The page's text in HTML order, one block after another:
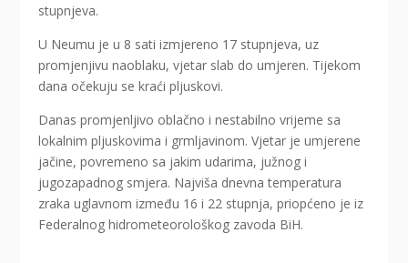
stupnjeva.
U Neumu je u 8 sati izmjereno 17 stupnjeva, uz
promjenjivu naoblaku, vjetar slab do umjeren. Tijekom
dana očekuju se kraći pljuskovi.
Danas promjenljivo oblačno i nestabilno vrijeme sa
lokalnim pljuskovima i grmljavinom. Vjetar je umjerene
jačine, povremeno sa jakim udarima, južnog i
jugozapadnog smjera. Najviša dnevna temperatura
zraka uglavnom između 16 i 22 stupnja, priopćeno je iz
Federalnog hidrometeorološkog zavoda BiH.